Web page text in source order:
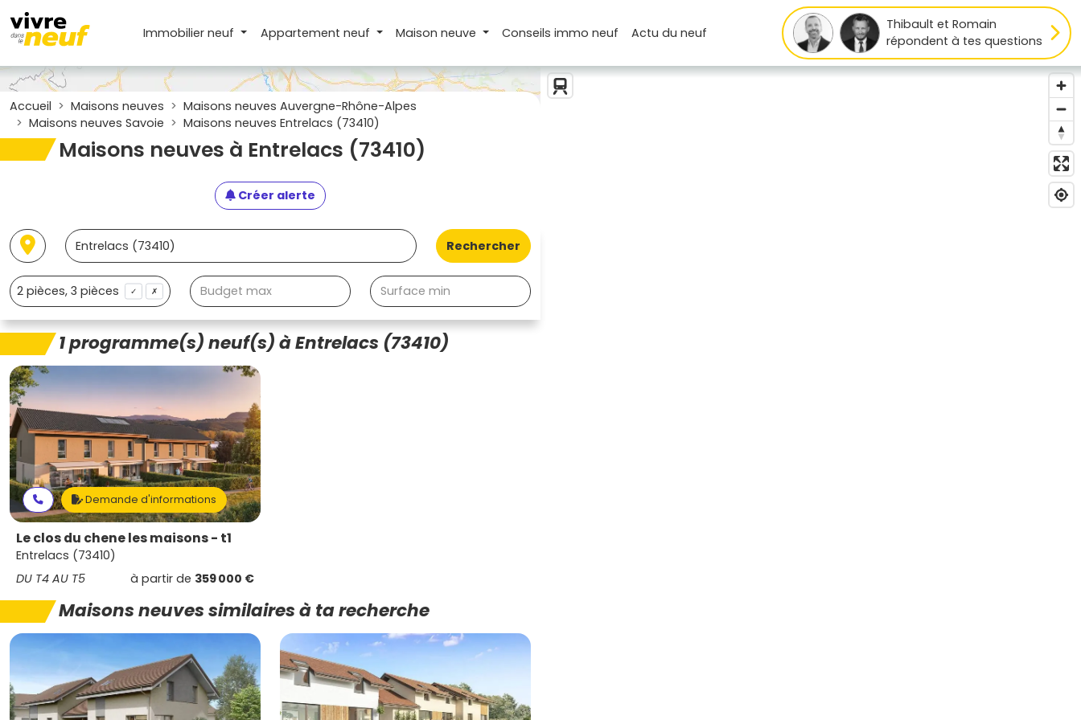
Immobilier neuf Appartement neuf Maison neuve Conseilsimmo neuf Actudu neuf
Thibault et Romain
répondent à tes questions
Accueil Maisons neuves
Maisons neuves Auvergne-Rhône-Alpes
Maisons neuves Savoie
Maisons neuves Entrelacs (73410)
Maisons neuves à Entrelacs (73410)
Créer alerte
Rechercher
✓ ✗
1 programme(s) neuf(s) à Entrelacs (73410)
Demande d'informations
Le clos du chene les maisons - t1
Entrelacs (73410)
DU T4 AU T5
à partir de 359 000 €
Maisons neuves similaires à ta recherche